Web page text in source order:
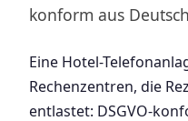
konform aus
Eine Hotel-
Rechenzentren, die
entlastet: DSGVO-